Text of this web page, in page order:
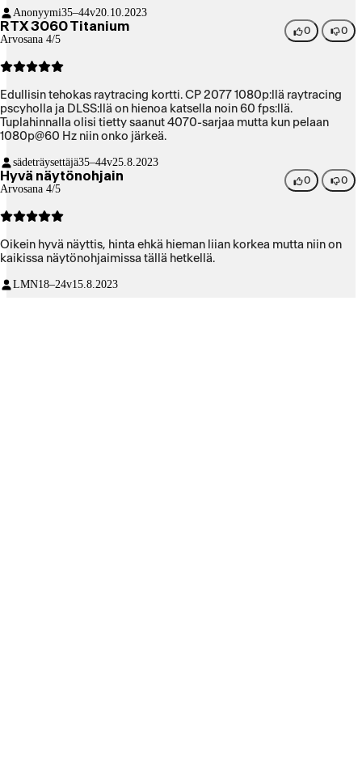
Anonyymi35–44v20.10.2023
RTX 3060 Titanium
Arvosana 4/5
0 0
Edullisin tehokas raytracing kortti. CP 2077 1080p:llä raytracing
pscyholla ja DLSS:llä on hienoa katsella noin 60 fps:llä.
Tuplahinnalla olisi tietty saanut 4070-sarjaa mutta kun pelaan
1080p@60 Hz niin onko järkeä.
sädeträysettäjä35–44v25.8.2023
Hyvä näytönohjain
Arvosana 4/5
0 0
Oikein hyvä näyttis, hinta ehkä hieman liian korkea mutta niin on
kaikissa näytönohjaimissa tällä hetkellä.
LMN18–24v15.8.2023